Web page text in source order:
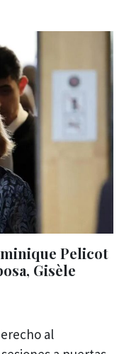
Pelicot
Gisèle
al